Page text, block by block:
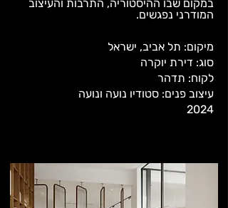
במקום שבו ההיסטוריה, התרבות והעיצוב
המודרני נפגשים.
מיקום: תל אביב, ישראל
סוג: דירת יוקרה
לקוח: תדהר
עיצוב פנים: סטודיו נועה ונועה
2024